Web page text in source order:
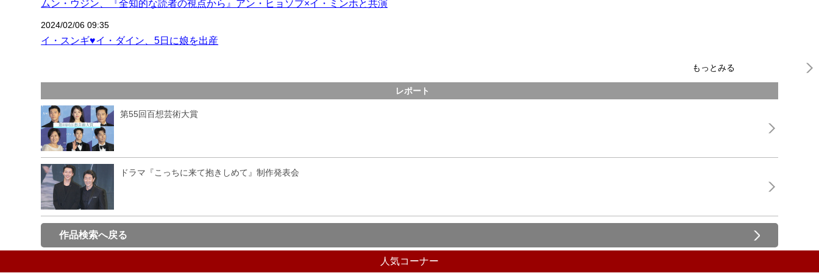
ムン・ウジン、『全知的な読者の視点から』アン・ヒョソプ×イ・ミンホと共演
2024/02/06 09:35
イ・スンギ♥イ・ダイン、5日に娘を出産
もっとみる
レポート
第55回百想芸術大賞
ドラマ『こっちに来て抱きしめて』制作発表会
作品検索へ戻る
人気コーナー